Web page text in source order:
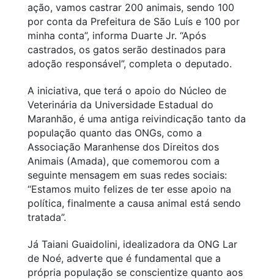
ação, vamos castrar 200 animais, sendo 100
por conta da Prefeitura de São Luís e 100 por
minha conta”, informa Duarte Jr. “Após
castrados, os gatos serão destinados para
adoção responsável”, completa o deputado.
A iniciativa, que terá o apoio do Núcleo de
Veterinária da Universidade Estadual do
Maranhão, é uma antiga reivindicação tanto da
população quanto das ONGs, como a
Associação Maranhense dos Direitos dos
Animais (Amada), que comemorou com a
seguinte mensagem em suas redes sociais:
“Estamos muito felizes de ter esse apoio na
política, finalmente a causa animal está sendo
tratada”.
Já Taiani Guaidolini, idealizadora da ONG Lar
de Noé, adverte que é fundamental que a
própria população se conscientize quanto aos